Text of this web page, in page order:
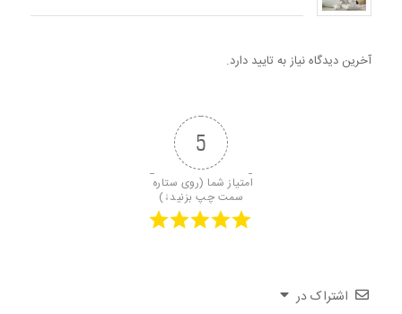
آخرین دیدگاه نیاز به تایید دارد.
5
امتیاز شما (روی ستاره
سمت چپ بزنید↓)
اشتراک در